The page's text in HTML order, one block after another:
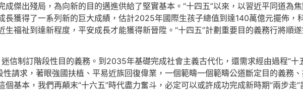
成傑出殘局，為向新的目的邁進供給了堅實基本。“十四五”以來，以習近平同道為
長獲得了一系列新的巨大成績，估計2025年國際生孩子總值到達140萬億元擺佈，
福祉到達新程度，平安成長才能獲得新晉陞。“十四五”計劃重要目的義務行將順
信制訂階段性目的義務。到2035年基礎完成社會主義古代化，還需求經由過程“十
請求，著眼強國扶植、平易近族回復偉業，一個範疇一個範疇公道斷定目的義務
基本，我們再顛末“十六五”時代盡力奮斗，必定可以或許成功完成新時期“兩步走